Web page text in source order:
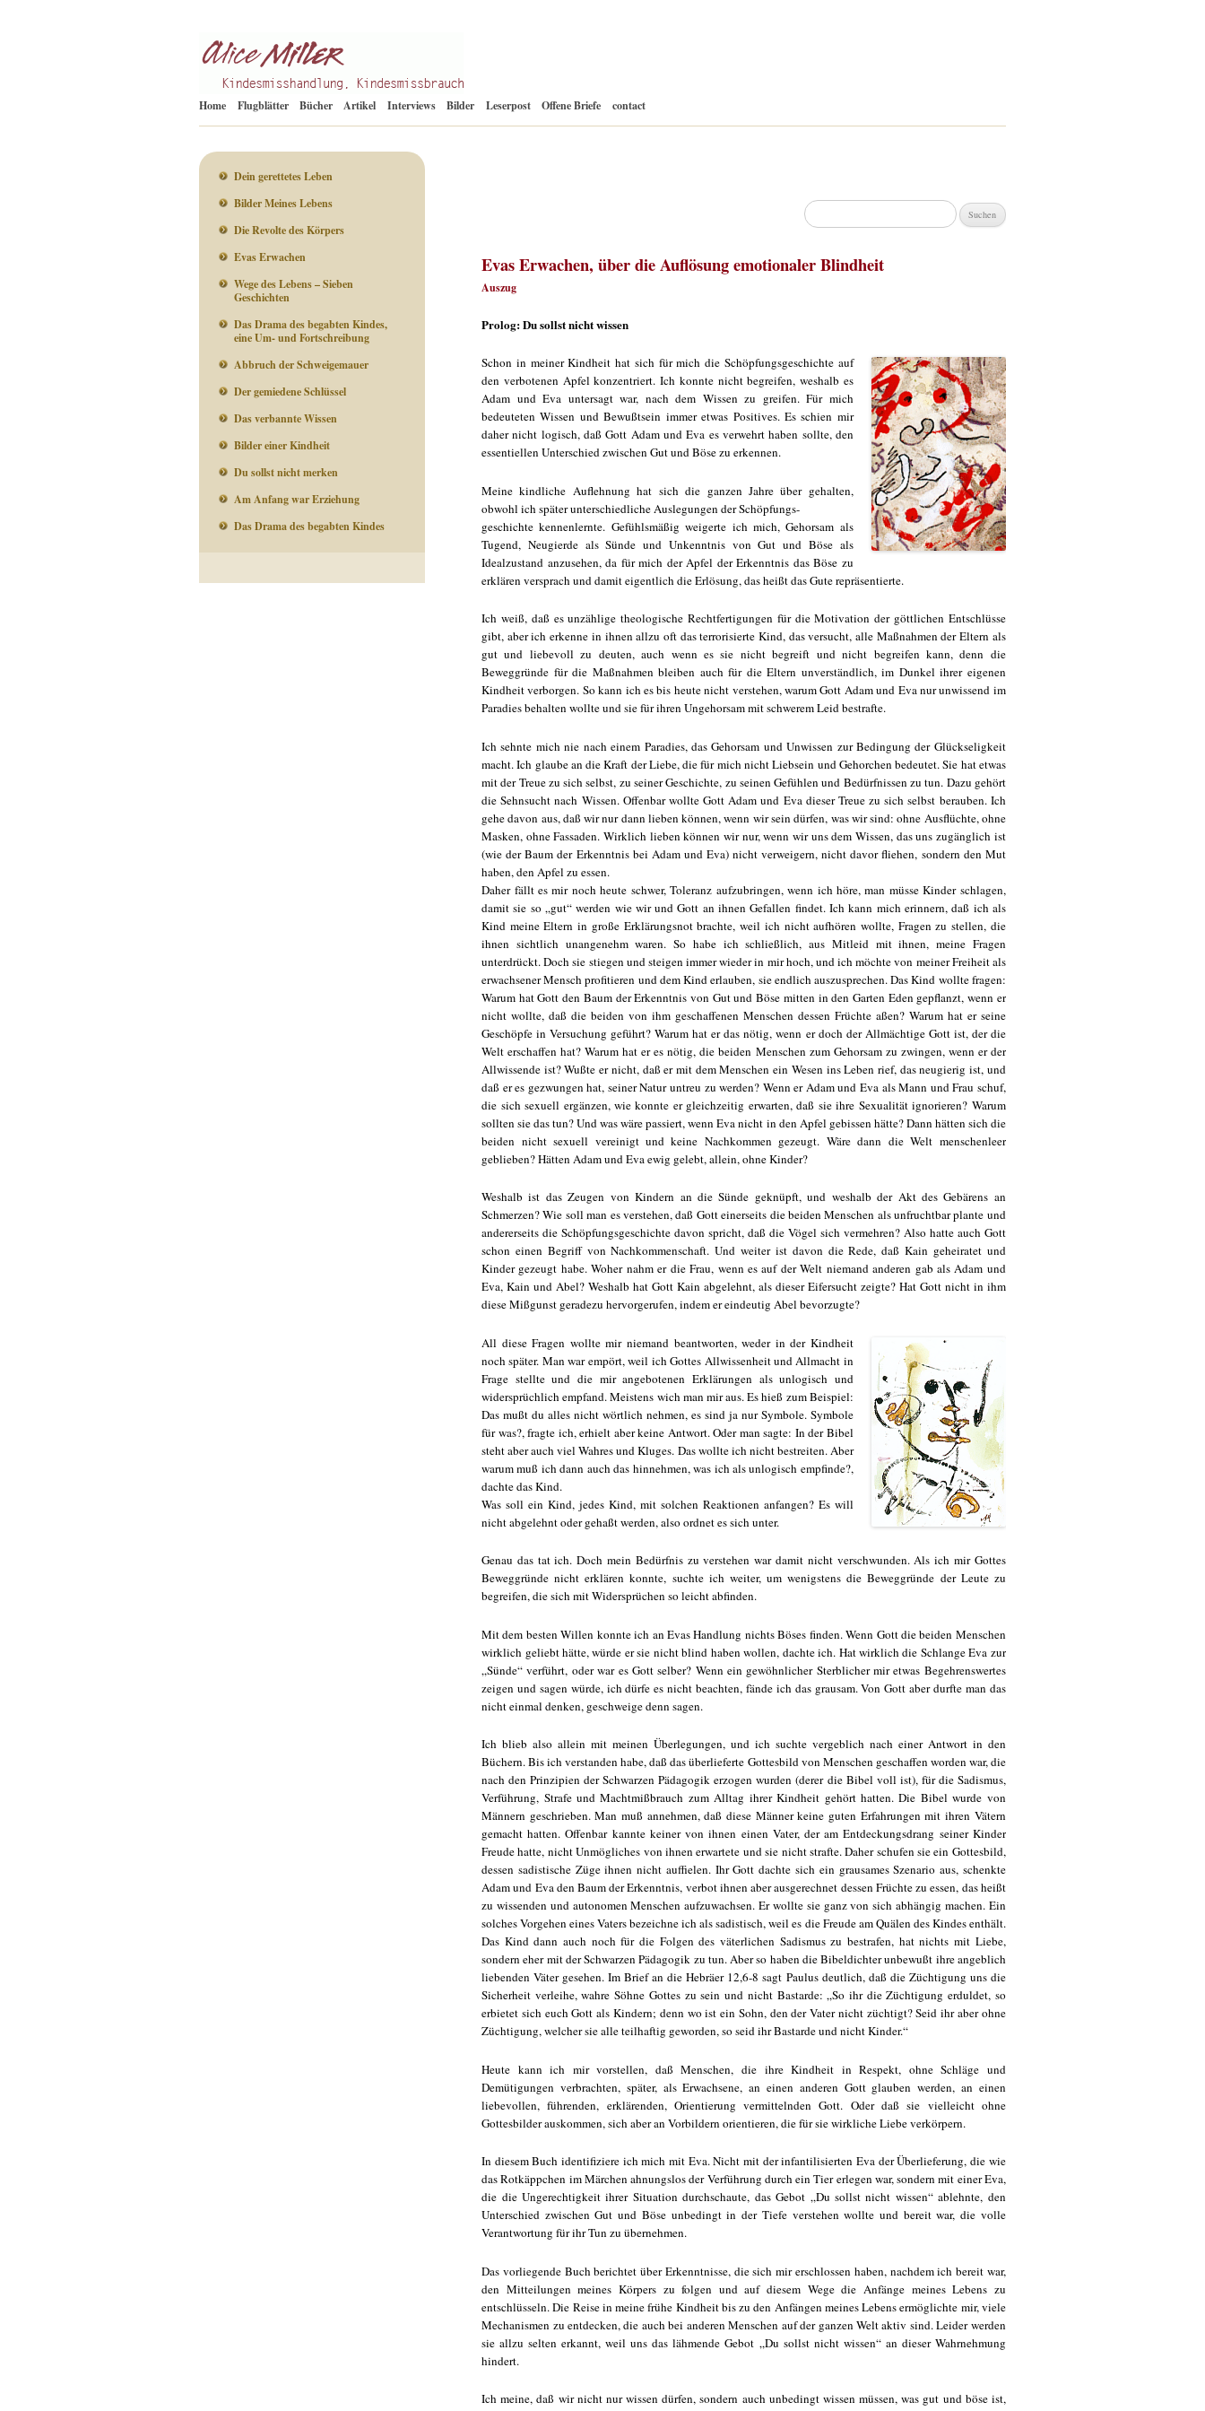
Alice Miller de
Zum
Inhalt
springen
Home Flugblätter Bücher Artikel Interviews Bilder Leserpost Offene Briefe contact
Suchen
nach:
Evas Erwachen, über die Auflösung emotionaler Blindheit
Auszug
Prolog: Du sollst nicht wissen
Schon in meiner Kindheit hat sich für mich die Schöpfungsgeschichte auf
den verbotenen Apfel konzentriert. Ich konnte nicht begreifen, weshalb es
Adam und Eva untersagt war, nach dem Wissen zu greifen. Für mich
bedeuteten Wissen und Bewußtsein immer etwas Positives. Es schien mir
daher nicht logisch, daß Gott Adam und Eva es verwehrt haben sollte, den
essentiellen Unterschied zwischen Gut und Böse zu erkennen.
Meine kindliche Auflehnung hat sich die ganzen Jahre über gehalten,
obwohl ich später unterschiedliche Auslegungen der Schöpfungs-
geschichte kennenlernte. Gefühlsmäßig weigerte ich mich, Gehorsam als
Tugend, Neugierde als Sünde und Unkenntnis von Gut und Böse als
Idealzustand anzusehen, da für mich der Apfel der Erkenntnis das Böse zu
erklären versprach und damit eigentlich die Erlösung, das heißt das Gute repräsentierte.
Ich weiß, daß es unzählige theologische Rechtfertigungen für die Motivation der göttlichen Entschlüsse
gibt, aber ich erkenne in ihnen allzu oft das terrorisierte Kind, das versucht, alle Maßnahmen der Eltern als
gut und liebevoll zu deuten, auch wenn es sie nicht begreift und nicht begreifen kann, denn die
Beweggründe für die Maßnahmen bleiben auch für die Eltern unverständlich, im Dunkel ihrer eigenen
Kindheit verborgen. So kann ich es bis heute nicht verstehen, warum Gott Adam und Eva nur unwissend im
Paradies behalten wollte und sie für ihren Ungehorsam mit schwerem Leid bestrafte.
Ich sehnte mich nie nach einem Paradies, das Gehorsam und Unwissen zur Bedingung der Glückseligkeit
macht. Ich glaube an die Kraft der Liebe, die für mich nicht Liebsein und Gehorchen bedeutet. Sie hat etwas
mit der Treue zu sich selbst, zu seiner Geschichte, zu seinen Gefühlen und Bedürfnissen zu tun. Dazu gehört
die Sehnsucht nach Wissen. Offenbar wollte Gott Adam und Eva dieser Treue zu sich selbst berauben. Ich
gehe davon aus, daß wir nur dann lieben können, wenn wir sein dürfen, was wir sind: ohne Ausflüchte, ohne
Masken, ohne Fassaden. Wirklich lieben können wir nur, wenn wir uns dem Wissen, das uns zugänglich ist
(wie der Baum der Erkenntnis bei Adam und Eva) nicht verweigern, nicht davor fliehen, sondern den Mut
haben, den Apfel zu essen.
Daher fällt es mir noch heute schwer, Toleranz aufzubringen, wenn ich höre, man müsse Kinder schlagen,
damit sie so „gut“ werden wie wir und Gott an ihnen Gefallen findet. Ich kann mich erinnern, daß ich als
Kind meine Eltern in große Erklärungsnot brachte, weil ich nicht aufhören wollte, Fragen zu stellen, die
ihnen sichtlich unangenehm waren. So habe ich schließlich, aus Mitleid mit ihnen, meine Fragen
unterdrückt. Doch sie stiegen und steigen immer wieder in mir hoch, und ich möchte von meiner Freiheit als
erwachsener Mensch profitieren und dem Kind erlauben, sie endlich auszusprechen. Das Kind wollte fragen:
Warum hat Gott den Baum der Erkenntnis von Gut und Böse mitten in den Garten Eden gepflanzt, wenn er
nicht wollte, daß die beiden von ihm geschaffenen Menschen dessen Früchte aßen? Warum hat er seine
Geschöpfe in Versuchung geführt? Warum hat er das nötig, wenn er doch der Allmächtige Gott ist, der die
Welt erschaffen hat? Warum hat er es nötig, die beiden Menschen zum Gehorsam zu zwingen, wenn er der
Allwissende ist? Wußte er nicht, daß er mit dem Menschen ein Wesen ins Leben rief, das neugierig ist, und
daß er es gezwungen hat, seiner Natur untreu zu werden? Wenn er Adam und Eva als Mann und Frau schuf,
die sich sexuell ergänzen, wie konnte er gleichzeitig erwarten, daß sie ihre Sexualität ignorieren? Warum
sollten sie das tun? Und was wäre passiert, wenn Eva nicht in den Apfel gebissen hätte? Dann hätten sich die
beiden nicht sexuell vereinigt und keine Nachkommen gezeugt. Wäre dann die Welt menschenleer
geblieben? Hätten Adam und Eva ewig gelebt, allein, ohne Kinder?
Weshalb ist das Zeugen von Kindern an die Sünde geknüpft, und weshalb der Akt des Gebärens an
Schmerzen? Wie soll man es verstehen, daß Gott einerseits die beiden Menschen als unfruchtbar plante und
andererseits die Schöpfungsgeschichte davon spricht, daß die Vögel sich vermehren? Also hatte auch Gott
schon einen Begriff von Nachkommenschaft. Und weiter ist davon die Rede, daß Kain geheiratet und
Kinder gezeugt habe. Woher nahm er die Frau, wenn es auf der Welt niemand anderen gab als Adam und
Eva, Kain und Abel? Weshalb hat Gott Kain abgelehnt, als dieser Eifersucht zeigte? Hat Gott nicht in ihm
diese Mißgunst geradezu hervorgerufen, indem er eindeutig Abel bevorzugte?
All diese Fragen wollte mir niemand beantworten, weder in der Kindheit
noch später. Man war empört, weil ich Gottes Allwissenheit und Allmacht in
Frage stellte und die mir angebotenen Erklärungen als unlogisch und
widersprüchlich empfand. Meistens wich man mir aus. Es hieß zum Beispiel:
Das mußt du alles nicht wörtlich nehmen, es sind ja nur Symbole. Symbole
für was?, fragte ich, erhielt aber keine Antwort. Oder man sagte: In der Bibel
steht aber auch viel Wahres und Kluges. Das wollte ich nicht bestreiten. Aber
warum muß ich dann auch das hinnehmen, was ich als unlogisch empfinde?,
dachte das Kind.
Was soll ein Kind, jedes Kind, mit solchen Reaktionen anfangen? Es will
nicht abgelehnt oder gehaßt werden, also ordnet es sich unter.
Genau das tat ich. Doch mein Bedürfnis zu verstehen war damit nicht verschwunden. Als ich mir Gottes
Beweggründe nicht erklären konnte, suchte ich weiter, um wenigstens die Beweggründe der Leute zu
begreifen, die sich mit Widersprüchen so leicht abfinden.
Mit dem besten Willen konnte ich an Evas Handlung nichts Böses finden. Wenn Gott die beiden Menschen
wirklich geliebt hätte, würde er sie nicht blind haben wollen, dachte ich. Hat wirklich die Schlange Eva zur
„Sünde“ verführt, oder war es Gott selber? Wenn ein gewöhnlicher Sterblicher mir etwas Begehrenswertes
zeigen und sagen würde, ich dürfe es nicht beachten, fände ich das grausam. Von Gott aber durfte man das
nicht einmal denken, geschweige denn sagen.
Ich blieb also allein mit meinen Überlegungen, und ich suchte vergeblich nach einer Antwort in den
Büchern. Bis ich verstanden habe, daß das überlieferte Gottesbild von Menschen geschaffen worden war, die
nach den Prinzipien der Schwarzen Pädagogik erzogen wurden (derer die Bibel voll ist), für die Sadismus,
Verführung, Strafe und Machtmißbrauch zum Alltag ihrer Kindheit gehört hatten. Die Bibel wurde von
Männern geschrieben. Man muß annehmen, daß diese Männer keine guten Erfahrungen mit ihren Vätern
gemacht hatten. Offenbar kannte keiner von ihnen einen Vater, der am Entdeckungsdrang seiner Kinder
Freude hatte, nicht Unmögliches von ihnen erwartete und sie nicht strafte. Daher schufen sie ein Gottesbild,
dessen sadistische Züge ihnen nicht auffielen. Ihr Gott dachte sich ein grausames Szenario aus, schenkte
Adam und Eva den Baum der Erkenntnis, verbot ihnen aber ausgerechnet dessen Früchte zu essen, das heißt
zu wissenden und autonomen Menschen aufzuwachsen. Er wollte sie ganz von sich abhängig machen. Ein
solches Vorgehen eines Vaters bezeichne ich als sadistisch, weil es die Freude am Quälen des Kindes enthält.
Das Kind dann auch noch für die Folgen des väterlichen Sadismus zu bestrafen, hat nichts mit Liebe,
sondern eher mit der Schwarzen Pädagogik zu tun. Aber so haben die Bibeldichter unbewußt ihre angeblich
liebenden Väter gesehen. Im Brief an die Hebräer 12,6-8 sagt Paulus deutlich, daß die Züchtigung uns die
Sicherheit verleihe, wahre Söhne Gottes zu sein und nicht Bastarde: „So ihr die Züchtigung erduldet, so
erbietet sich euch Gott als Kindern; denn wo ist ein Sohn, den der Vater nicht züchtigt? Seid ihr aber ohne
Züchtigung, welcher sie alle teilhaftig geworden, so seid ihr Bastarde und nicht Kinder.“
Heute kann ich mir vorstellen, daß Menschen, die ihre Kindheit in Respekt, ohne Schläge und
Demütigungen verbrachten, später, als Erwachsene, an einen anderen Gott glauben werden, an einen
liebevollen, führenden, erklärenden, Orientierung vermittelnden Gott. Oder daß sie vielleicht ohne
Gottesbilder auskommen, sich aber an Vorbildern orientieren, die für sie wirkliche Liebe verkörpern.
In diesem Buch identifiziere ich mich mit Eva. Nicht mit der infantilisierten Eva der Überlieferung, die wie
das Rotkäppchen im Märchen ahnungslos der Verführung durch ein Tier erlegen war, sondern mit einer Eva,
die die Ungerechtigkeit ihrer Situation durchschaute, das Gebot „Du sollst nicht wissen“ ablehnte, den
Unterschied zwischen Gut und Böse unbedingt in der Tiefe verstehen wollte und bereit war, die volle
Verantwortung für ihr Tun zu übernehmen.
Das vorliegende Buch berichtet über Erkenntnisse, die sich mir erschlossen haben, nachdem ich bereit war,
den Mitteilungen meines Körpers zu folgen und auf diesem Wege die Anfänge meines Lebens zu
entschlüsseln. Die Reise in meine frühe Kindheit bis zu den Anfängen meines Lebens ermöglichte mir, viele
Mechanismen zu entdecken, die auch bei anderen Menschen auf der ganzen Welt aktiv sind. Leider werden
sie allzu selten erkannt, weil uns das lähmende Gebot „Du sollst nicht wissen“ an dieser Wahrnehmung
hindert.
Ich meine, daß wir nicht nur wissen dürfen, sondern auch unbedingt wissen müssen, was gut und böse ist,
Dein gerettetes Leben
Bilder Meines Lebens
Die Revolte des Körpers
Evas Erwachen
Wege des Lebens – Sieben
Geschichten
Das Drama des begabten Kindes,
eine Um- und Fortschreibung
Abbruch der Schweigemauer
Der gemiedene Schlüssel
Das verbannte Wissen
Bilder einer Kindheit
Du sollst nicht merken
Am Anfang war Erziehung
Das Drama des begabten Kindes